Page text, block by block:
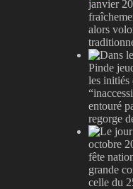
janvier
alors
Pinde
les initiés
entouré
regorge
octobre
fête
grande
celle du